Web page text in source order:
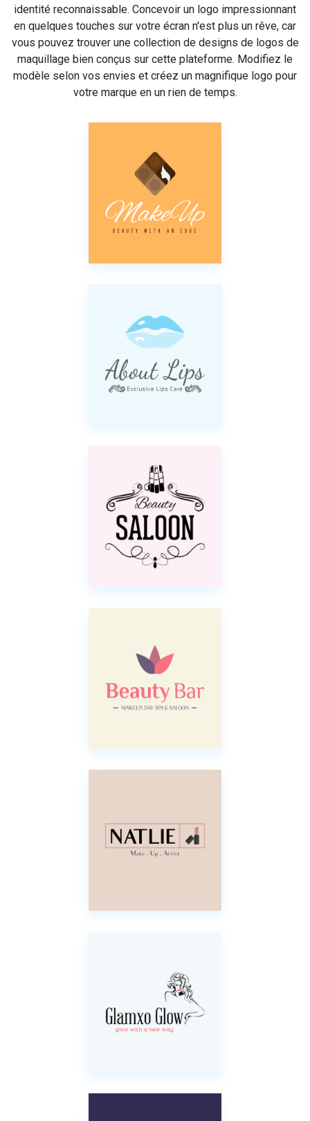
identité reconnaissable. Concevoir un logo impressionnant
en quelques touches sur votre écran n'est plus un rêve, car
vous pouvez trouver une collection de designs de logos de
maquillage bien conçus sur cette plateforme. Modifiez le
modèle selon vos envies et créez un magnifique logo pour
votre marque en un rien de temps.